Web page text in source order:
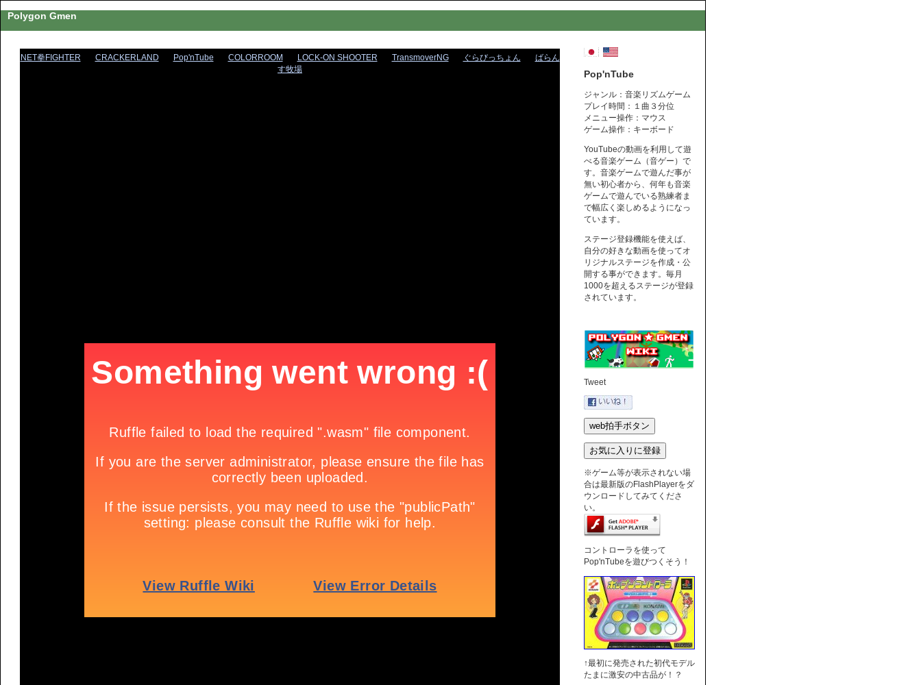
Polygon Gmen
NET拳FIGHTER CRACKERLAND Pop'nTube COLORROOM LOCK-ON SHOOTER TransmoverNG ぐらびっちょん
ばらん
す牧場
Pop'nTube
ジャンル：音楽リズムゲーム
プレイ時間：１曲３分位
メニュー操作：マウス
ゲーム操作：キーボード
YouTubeの動画を利用して遊
べる音楽ゲーム（音ゲー）で
す。音楽ゲームで遊んだ事が
無い初心者から、何年も音楽
ゲームで遊んでいる熟練者ま
で幅広く楽しめるようになっ
ています。
ステージ登録機能を使えば、
自分の好きな動画を使ってオ
リジナルステージを作成・公
開する事ができます。毎月
1000を超えるステージが登録
されています。
Tweet
※ゲーム等が表示されない場
合は最新版のFlashPlayerをダ
ウンロードしてみてくださ
い。
コントローラを使って
Pop'nTubeを遊びつくそう！
↑最初に発売された初代モデル
たまに激安の中古品が！？